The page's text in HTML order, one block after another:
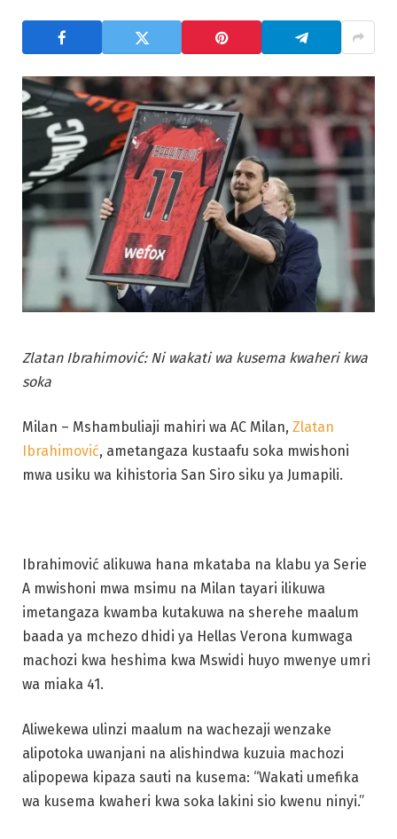
Zlatan Ibrahimović: Ni wakati wa kusema kwaheri kwa
soka
Milan – Mshambuliaji mahiri wa AC Milan, Zlatan
Ibrahimović, ametangaza kustaafu soka mwishoni
mwa usiku wa kihistoria San Siro siku ya Jumapili.
Ibrahimović alikuwa hana mkataba na klabu ya Serie
A mwishoni mwa msimu na Milan tayari ilikuwa
imetangaza kwamba kutakuwa na sherehe maalum
baada ya mchezo dhidi ya Hellas Verona kumwaga
machozi kwa heshima kwa Mswidi huyo mwenye umri
wa miaka 41.
Aliwekewa ulinzi maalum na wachezaji wenzake
alipotoka uwanjani na alishindwa kuzuia machozi
alipopewa kipaza sauti na kusema: “Wakati umefika
wa kusema kwaheri kwa soka lakini sio kwenu ninyi.”